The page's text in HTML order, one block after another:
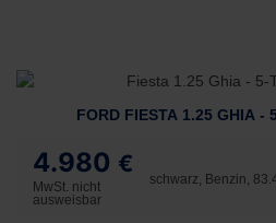
FORD FIESTA 1.25 GHIA -
4.980 €
MwSt. nicht
ausweisbar
schwarz, Benzin,